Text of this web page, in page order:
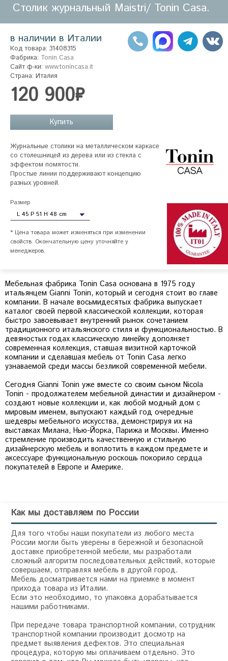
Столик журнальный Maistri/ Tonin Casa.
в наличии в Италии
Код товара: 31408315
Фабрика: Tonin Casa
Сайт ф-ки: www.tonincasa.it
Страна: Италия
120 900₽
Купить
Журнальные столики на металлическом каркасе
со столешницей из дерева или из стекла с
эффектом помятости.
Простые линии поддерживают концепцию
разных уровней.
Размер
* Цена товара может изменяться при изменении
свойств. Окончательную цену уточняйте у
менеджеров.
Мебельная фабрика Tonin Casa основана в 1975 году
итальянцем Gianni Tonin, который и сегодня стоит во главе
компании. В начале восьмидесятых фабрика выпускает
каталог своей первой классической коллекции, которая
быстро завоевывает внутренний рынок сочетанием
традиционного итальянского стиля и функциональностью. В
девяностых годах классическую линейку дополняет
современная коллекция, ставшая визитной карточкой
компании и сделавшая мебель от Tonin Casa легко
узнаваемой среди массы безликой современной мебели.
Сегодня Gianni Tonin уже вместе со своим сыном Nicola
Tonin - продолжателем мебельной династии и дизайнером -
создают новые коллекции и, как любой модный дом с
мировым именем, выпускают каждый год очередные
шедевры мебельного искусства, демонстрируя их на
выставках Милана, Нью-Йорка, Парижа и Москвы. Именно
стремление производить качественную и стильную
дизайнерскую мебель и воплотить в каждом предмете и
аксессуаре функциональную роскошь покорило сердца
покупателей в Европе и Америке.
Как мы доставляем по России
Для того чтобы наши покупатели из любого места
России могли быть уверены в бережной и безопасной
доставке приобретенной мебели, мы разработали
сложный алгоритм последовательных действий, которые
совершаем, отправляя мебель в другой город.
Мебель досматривается нами на приемке в момент
прихода товара из Италии.
Если это необходимо, то упаковка дорабатывается
нашими работниками.
При передаче товара транспортной компании, сотрудник
транспортной компании производит досмотр на
предмет выявления дефектов. Это специальная
процедура, которую мы оплачиваем отдельно. Это